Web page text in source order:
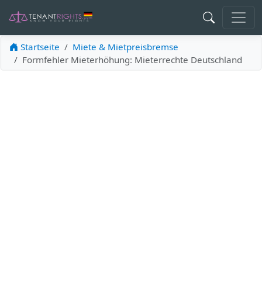
Startseite
Miete & Mietpreisbremse
Formfehler Mieterhöhung: Mieterrechte Deutschland